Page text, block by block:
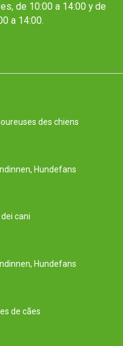
de 10:00 a 14:00 y de
a 14:00.
des chiens
Hundefans
cani
Hundefans
de cães